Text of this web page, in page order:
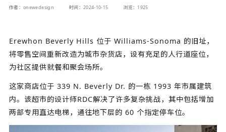
作者：onewedesign 时间：2024-10-15 浏览：1925
Erewhon Beverly Hills 位于 Williams-Sonoma 的旧址，
将零售空间重新改造为城市杂货店，设有充足的人行道座位，
为社区提供就餐和聚会场所。
这家商店位于 339 N. Beverly Dr. 的一栋 1993 年市属建筑
内。该超市的设计师RDC解决了许多复杂挑战，其中包括增加
两部专用直达电梯，通往地下层的 60 个指定停车位。